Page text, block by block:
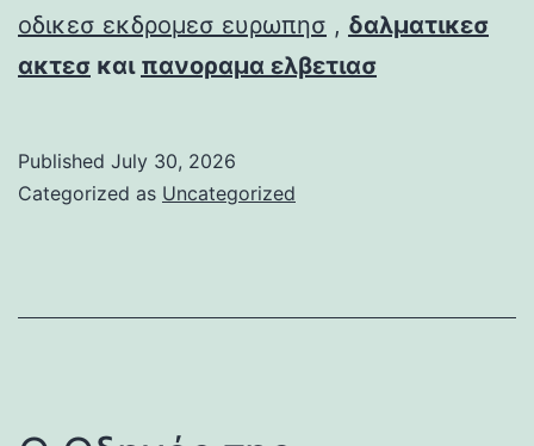
οδικεσ εκδρομεσ ευρωπησ , δαλματικεσ
ακτεσ και πανοραμα ελβετιασ
Published July 30, 2026
Categorized as Uncategorized